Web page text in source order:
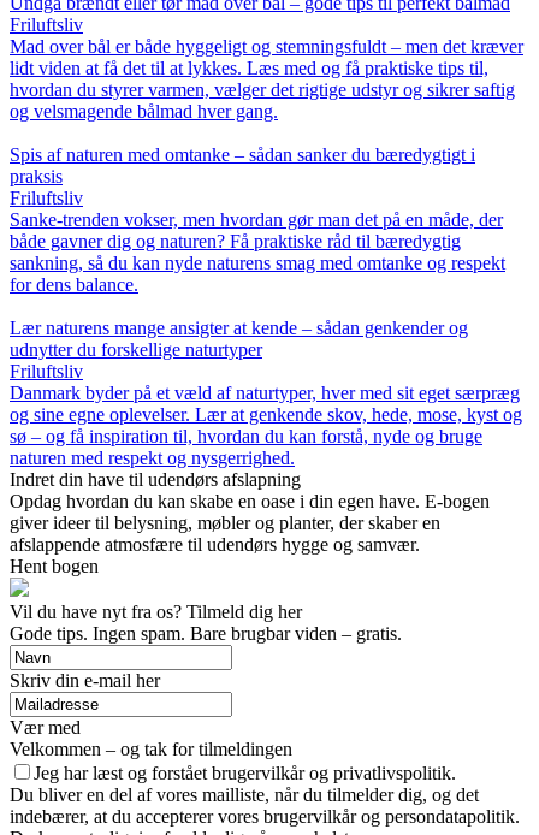
Friluftsliv
Mad over bål er både hyggeligt og stemningsfuldt – men det kræver
lidt viden at få det til at lykkes. Læs med og få praktiske tips til,
hvordan du styrer varmen, vælger det rigtige udstyr og sikrer saftig
og velsmagende bålmad hver gang.
Spis af naturen med omtanke – sådan sanker du bæredygtigt i
praksis
Friluftsliv
Sanke-trenden vokser, men hvordan gør man det på en måde, der
både gavner dig og naturen? Få praktiske råd til bæredygtig
sankning, så du kan nyde naturens smag med omtanke og respekt
for dens balance.
Lær naturens mange ansigter at kende – sådan genkender og
udnytter du forskellige naturtyper
Friluftsliv
Danmark byder på et væld af naturtyper, hver med sit eget særpræg
og sine egne oplevelser. Lær at genkende skov, hede, mose, kyst og
sø – og få inspiration til, hvordan du kan forstå, nyde og bruge
naturen med respekt og nysgerrighed.
Indret din have til udendørs afslapning
Opdag hvordan du kan skabe en oase i din egen have. E-bogen
giver ideer til belysning, møbler og planter, der skaber en
afslappende atmosfære til udendørs hygge og samvær.
Hent bogen
Vil du have nyt fra os? Tilmeld dig her
Gode tips. Ingen spam. Bare brugbar viden – gratis.
Skriv din e-mail her
Vær med
Velkommen – og tak for tilmeldingen
Jeg har læst og forstået brugervilkår og privatlivspolitik.
Du bliver en del af vores mailliste, når du tilmelder dig, og det
indebærer, at du accepterer vores brugervilkår og persondatapolitik.